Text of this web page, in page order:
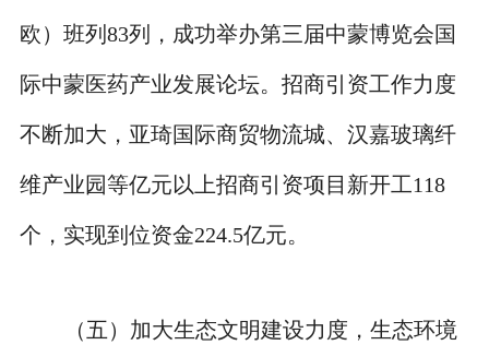
欧）班列83列，成功举办第三届中蒙博览会国
际中蒙医药产业发展论坛。招商引资工作力度
不断加大，亚琦国际商贸物流城、汉嘉玻璃纤
维产业园等亿元以上招商引资项目新开工118
个，实现到位资金224.5亿元。
（五）加大生态文明建设力度，生态环境